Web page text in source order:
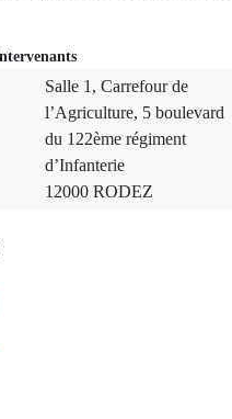
Salle 1, Carrefour de
l’Agriculture, 5 boulevard
du 122ème régiment
d’Infanterie
12000 RODEZ